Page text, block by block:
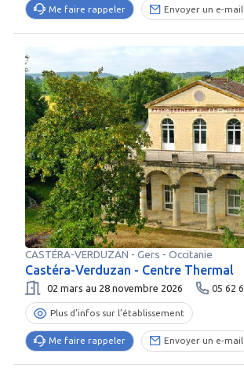
Me faire rappeler Envoyer un e-mail
CASTÉRA-VERDUZAN - Gers - Occitanie
Castéra-Verduzan - Centre Thermal
02 mars au 28 novembre 2026 05 62
Plus d’infos sur l’établissement
Me faire rappeler Envoyer un e-mail